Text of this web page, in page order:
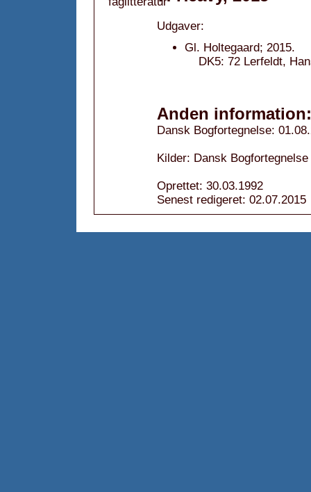
Udgaver:
Gl. Holtegaard; 2015.
DK5: 72 Lerfeldt,
Anden information:
Dansk Bogfortegnelse:
Kilder: Dansk
Oprettet: 30.03.1992
Senest redigeret: 02.07.2015